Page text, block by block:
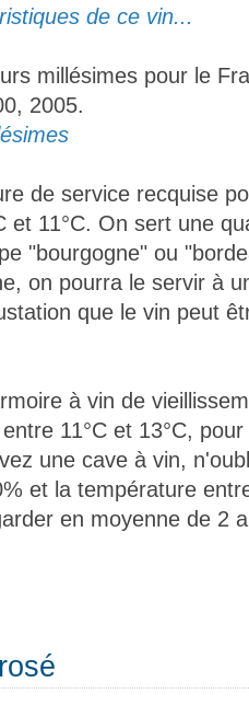
de ce vin...
millésimes pour le
2005.
de service recquise
et 11°C. On sert une
"bourgogne" ou
on pourra le servir à
que le vin peut
à vin de
11°C et 13°C,
une cave à vin,
et la température
en moyenne de 2